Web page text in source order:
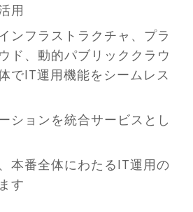
用
ンフラストラクチャ、プラ
ド、動的パブリッククラウ
でIT運用機能をシームレス
ションを統合サービスとし
本番全体にわたるIT運用の
す